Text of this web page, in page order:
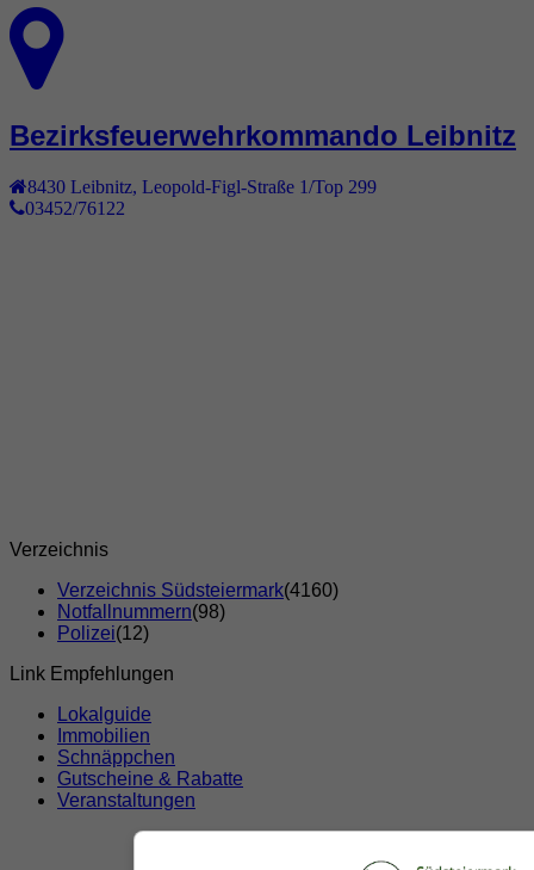
Bezirksfeuerwehrkommando Leibnitz
8430 Leibnitz Leopold-Figl-Straße 1/Top 299
03452/76122
Verzeichnis
Verzeichnis Südsteiermark(4160)
Notfallnummern(98)
Polizei(12)
Link Empfehlungen
Lokalguide
Immobilien
Schnäppchen
Gutscheine & Rabatte
Veranstaltungen